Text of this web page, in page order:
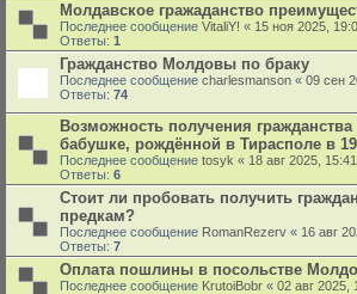
Молдавское гражаданство
Последнее сообщение VitaliY! « 15 ноя 2025,
Ответы: 1
Гражданство Молдовы по браку
Последнее сообщение charlesmanson « 09 сен
Ответы: 74
Возможность получения
бабушке, рождённой в Тирасполе в
Последнее сообщение tosyk « 18 авг 2025, 15:41
Ответы: 6
Стоит ли пробовать получить
предкам?
Последнее сообщение RomanRezerv « 16 авг
Ответы: 7
Оплата пошлины в посольстве
Последнее сообщение KrutoiBobr « 02 авг 2025,